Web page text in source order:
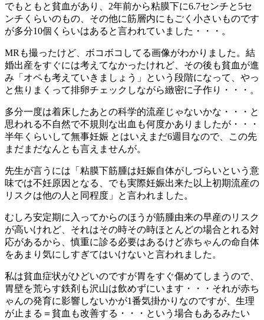
でもともと貧血があり、2年前から粘膜下に6.7センチと5セ
ンチくらいのもの、その他に筋層内にもごく小さいものです
が多分10個くらいはあると言われていました・・・。
MRも撮ったけど、ボコボコしてる画像がわかりました。結
婚出産をすぐには考えてなかったけれど、その後も貧血が進
み「オペも考えていきましょう」という段階になって、やっ
と焦りまくって排卵チェックしながら緻密に子作り・・・。
多分一度は着床したあとの科学的流産じゃないかな・・・と
思われる不自然で不規則な出血も何度かありましたが・・・
半年くらいして無事妊娠 とはいえまだ6週目なので、この先
まだまだなんとも言えませんが。
先生が言うには「粘膜下筋腫は妊娠自体がしづらいという意
味では不妊原因となる、でも実際妊娠出来た以上初期流産の
リスクは他の人と同程度」と言われました。
むしろ安定期に入ってからのほうが筋腫由来の早産のリスク
が高いけれど、それはその時その時ほとんどの場合とれる対
応があるから、慎重に診る必要はあるけど赤ちゃんの命自体
をあまり気にしすぎてはいけないと言われました。
私は貧血症状がひどいのですが胃をすぐ傷めてしまうので、
胃壁を荒らす鉄剤も沢山は飲めずにいます・・・それが赤ち
ゃんの発育に影響しないかが1番気掛かりなのですが、生理
が止まる＝貧血も改善する・・・という場合もあるみたい